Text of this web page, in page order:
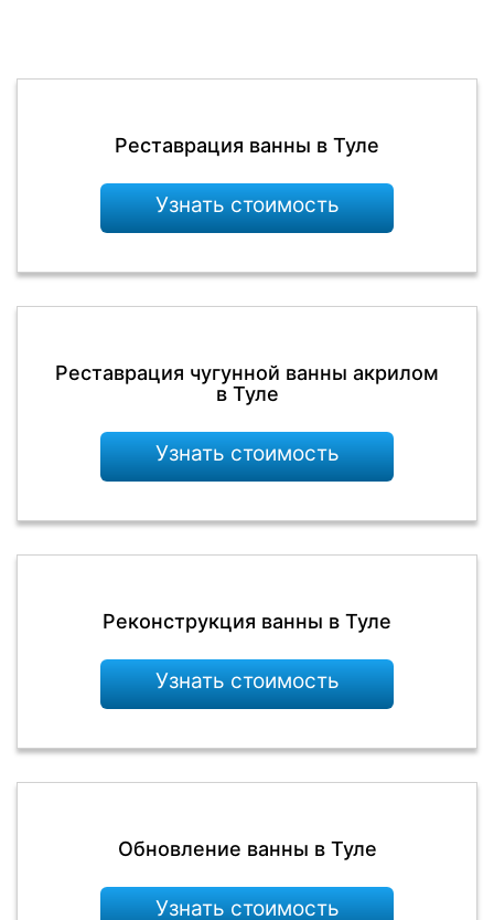
Реставрация ванны в Туле
Узнать стоимость
Реставрация чугунной ванны акрилом
в Туле
Узнать стоимость
Реконструкция ванны в Туле
Узнать стоимость
Обновление ванны в Туле
Узнать стоимость